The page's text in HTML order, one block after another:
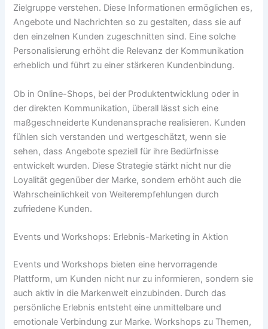
Zielgruppe verstehen. Diese Informationen ermöglichen es,
Angebote und Nachrichten so zu gestalten, dass sie auf
den einzelnen Kunden zugeschnitten sind. Eine solche
Personalisierung erhöht die Relevanz der Kommunikation
erheblich und führt zu einer stärkeren Kundenbindung.
Ob in Online-Shops, bei der Produktentwicklung oder in
der direkten Kommunikation, überall lässt sich eine
maßgeschneiderte Kundenansprache realisieren. Kunden
fühlen sich verstanden und wertgeschätzt, wenn sie
sehen, dass Angebote speziell für ihre Bedürfnisse
entwickelt wurden. Diese Strategie stärkt nicht nur die
Loyalität gegenüber der Marke, sondern erhöht auch die
Wahrscheinlichkeit von Weiterempfehlungen durch
zufriedene Kunden.
Events und Workshops: Erlebnis-Marketing in Aktion
Events und Workshops bieten eine hervorragende
Plattform, um Kunden nicht nur zu informieren, sondern sie
auch aktiv in die Markenwelt einzubinden. Durch das
persönliche Erlebnis entsteht eine unmittelbare und
emotionale Verbindung zur Marke. Workshops zu Themen,